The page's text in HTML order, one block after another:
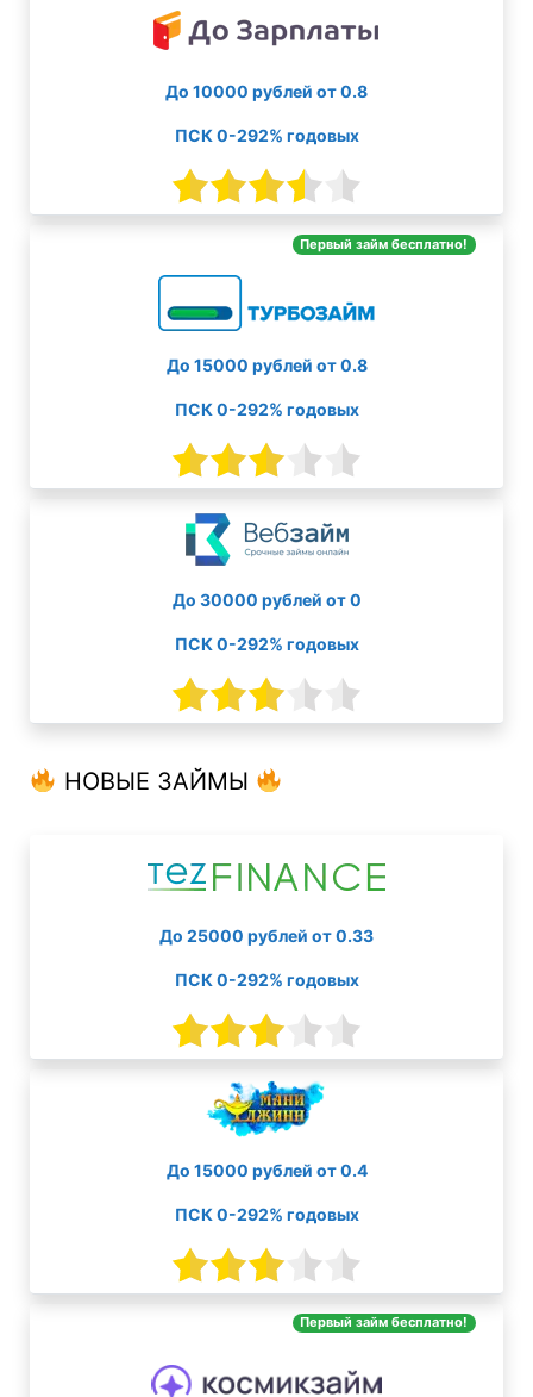
До 10000 рублей от 0.8
ПСК 0-292% годовых
Первый займ бесплатно!
До 15000 рублей от 0.8
ПСК 0-292% годовых
До 30000 рублей от 0
ПСК 0-292% годовых
НОВЫЕ ЗАЙМЫ
До 25000 рублей от 0.33
ПСК 0-292% годовых
До 15000 рублей от 0.4
ПСК 0-292% годовых
Первый займ бесплатно!